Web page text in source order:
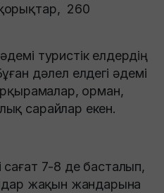
260
туристік елдердің
дәлел елдегі әдемі
орман,
сарайлар екен.
сағат 7-8 де басталып,
жақын жандарына